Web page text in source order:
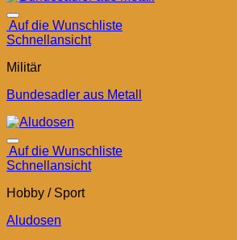
Auf die Wunschliste
Schnellansicht
Militär
Bundesadler aus Metall
Auf die Wunschliste
Schnellansicht
Hobby / Sport
Aludosen